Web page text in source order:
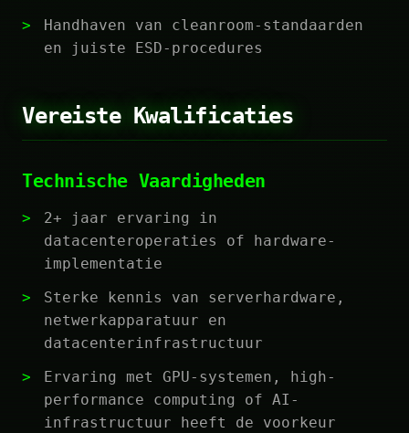
Handhaven van cleanroom-standaarden
en juiste ESD-procedures
Vereiste Kwalificaties
Technische Vaardigheden
2+ jaar ervaring in
datacenteroperaties of hardware-
implementatie
Sterke kennis van serverhardware,
netwerkapparatuur en
datacenterinfrastructuur
Ervaring met GPU-systemen, high-
performance computing of AI-
infrastructuur heeft de voorkeur